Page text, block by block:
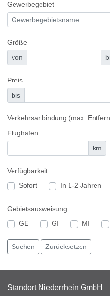
Gewerbegebiet
Größe
von
Preis
bis
Verkehrsanbindung (max.
Flughafen
km
Verfügbarkeit
Sofort
In 1-2 Jahren
Gebietsausweisung
GE
GI MI
Standort Niederrhein GmbH